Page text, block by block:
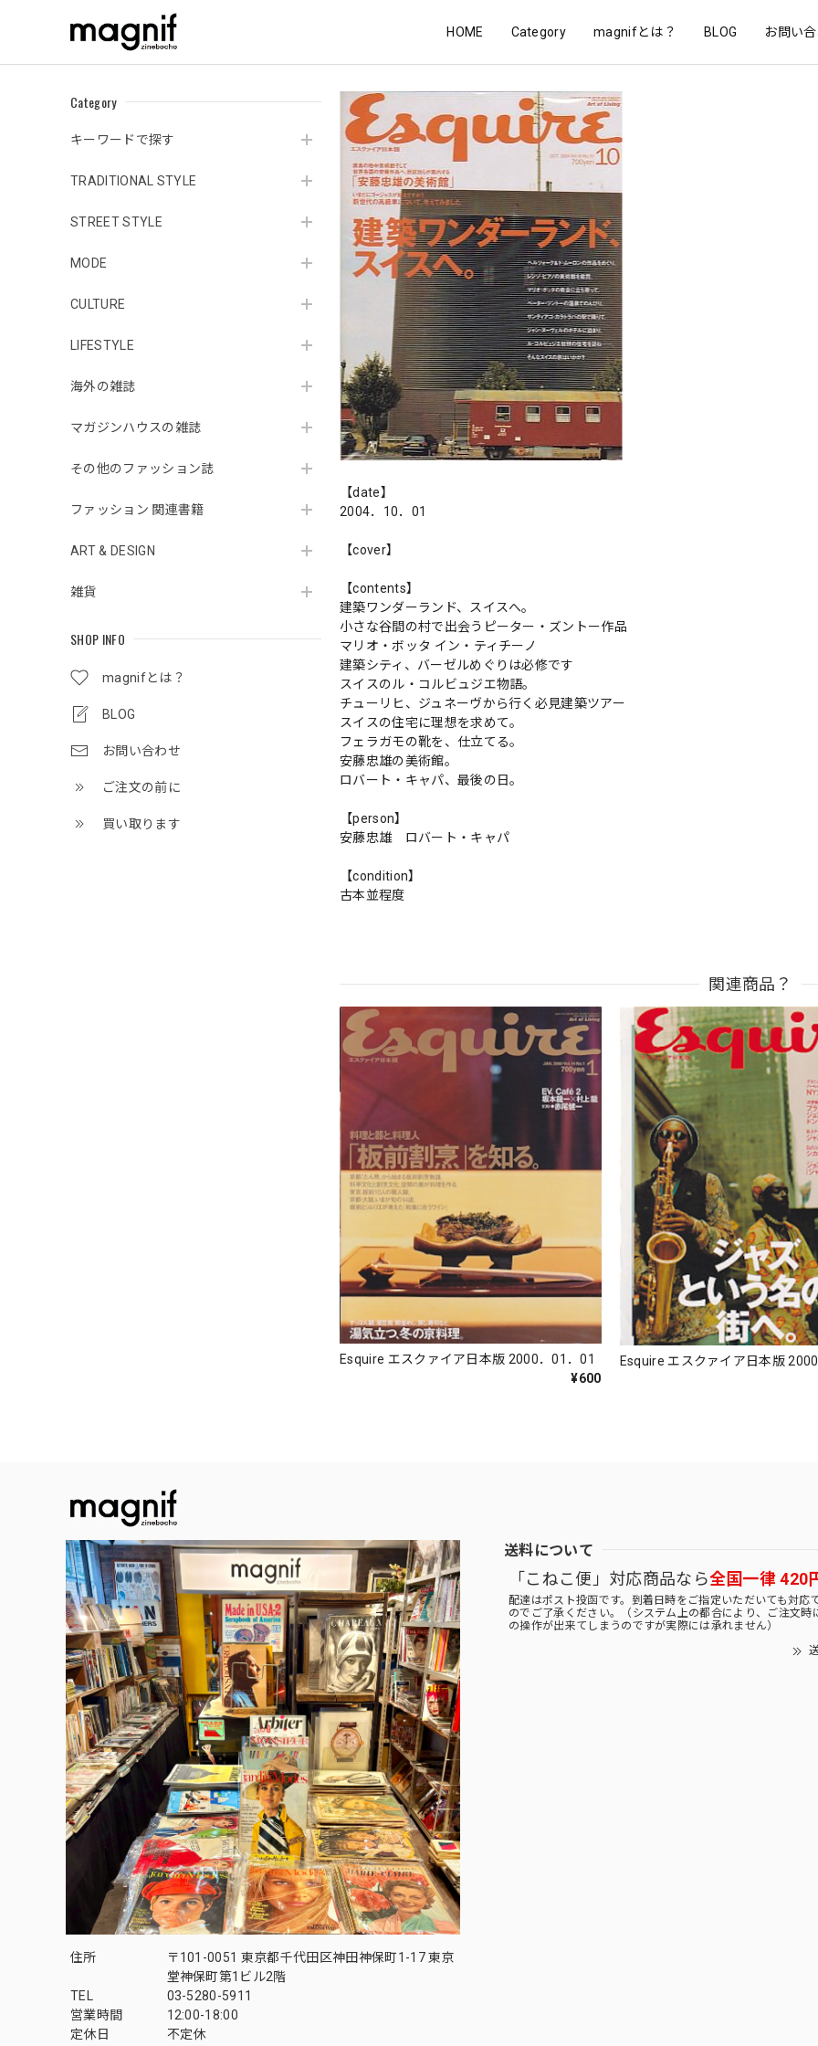
HOME Category magnifとは？ BLOG お問い
Category
キーワードで探す
TRADITIONAL STYLE
STREET STYLE
MODE
CULTURE
LIFESTYLE
海外の雑誌
マガジンハウスの雑誌
その他のファッション誌
ファッション 関連書籍
ART & DESIGN
雑貨
SHOP INFO
magnifとは？
BLOG
お問い合わせ
ご注文の前に
買い取ります
【date】
2004．10．01
【cover】
【contents】
建築ワンダーランド、スイスへ。
小さな谷間の村で出会うピーター・ズントー作品
マリオ・ボッタ イン・ティチーノ
建築シティ、バーゼルめぐりは必修です
スイスのル・コルビュジエ物語。
チューリヒ、ジュネーヴから行く必見建築ツアー
スイスの住宅に理想を求めて。
フェラガモの靴を、仕立てる。
安藤忠雄の美術館。
ロバート・キャパ、最後の日。
【person】
安藤忠雄 ロバート・キャパ
【condition】
古本並程度
関連商品？
Esquire エスクァイア日本版 2000．01．01
¥600
Esquire エスクァイア日本版
住所
〒101-0051 東京都千代田区神田神保町1-17 東京
堂神保町第1ビル2階
TEL
03-5280-5911
営業時間
12:00-18:00
定休日
不定休
送料について
「こねこ便」対応商品なら全国一律 420
配達はポスト投函です。到着日時をご指定いただいても対応
のでご了承ください。（システム上の都合により、ご注文時
の操作が出来てしまうのですが実際には承れません）